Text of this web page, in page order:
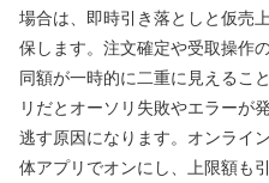
場合は、即時引き落としと仮売
保します。注文確定や受取操作
同額が一時的に二重に見えるこ
リだとオーソリ失敗やエラーが
逃す原因になります。オンライ
体アプリでオンにし、上限額も